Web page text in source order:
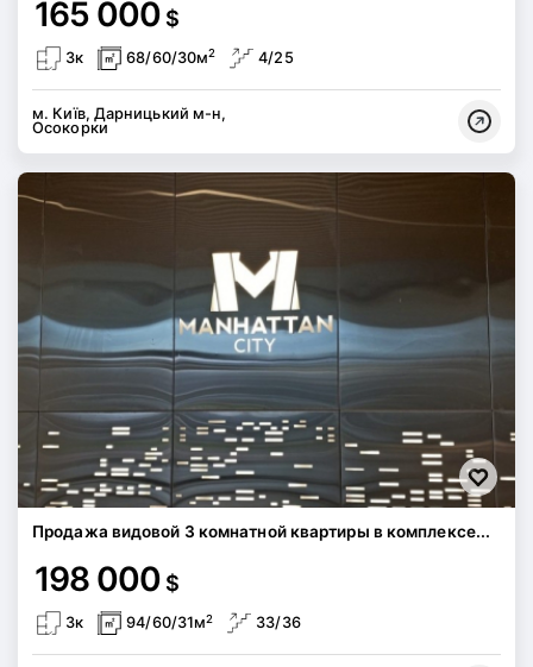
165 000 $
3к 68/60/30м2 4/25
м. Київ, Дарницький м-н,
Осокорки
Продажа видовой 3 комнатной квартиры в комплексе...
198 000 $
3к 94/60/31м2 33/36